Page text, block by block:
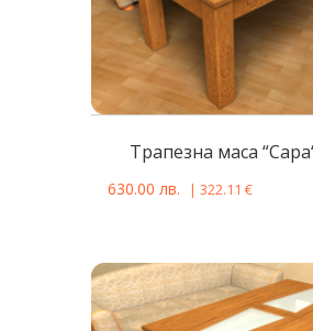
Tрапезна масa
630.00 лв. | 322.11 €